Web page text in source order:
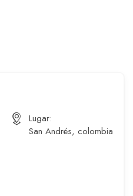
Lugar:
San Andrés, colombia